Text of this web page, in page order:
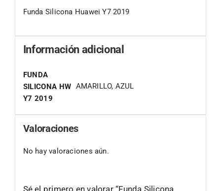
Funda Silicona Huawei Y7 2019
Información adicional
FUNDA
SILICONA HW
Y7 2019
AMARILLO, AZUL
Valoraciones
No hay valoraciones aún.
Sé el primero en valorar “Funda Silicona